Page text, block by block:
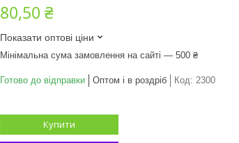
80,50 ₴
Показати оптові ціни
Мінімальна сума замовлення на сайті — 500 ₴
Готово до відправки Оптом і в роздріб Код: 2300
Купити